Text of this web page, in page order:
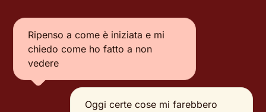
Ripenso a come è iniziata e mi
chiedo come ho fatto a non
vedere
Oggi certe cose mi farebbero